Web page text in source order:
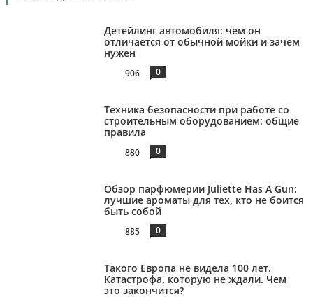
Детейлинг автомобиля: чем он
отличается от обычной мойки и зачем
нужен
906 0
Техника безопасности при работе со
строительным оборудованием: общие
правила
880 0
Обзор парфюмерии Juliette Has A Gun:
лучшие ароматы для тех, кто не боится
быть собой
885 0
Такого Европа не видела 100 лет.
Катастрофа, которую не ждали. Чем
это закончится?